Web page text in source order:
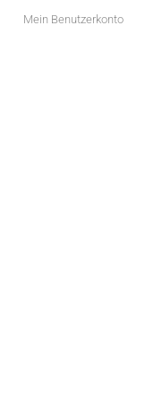
Mein Benutzerkonto